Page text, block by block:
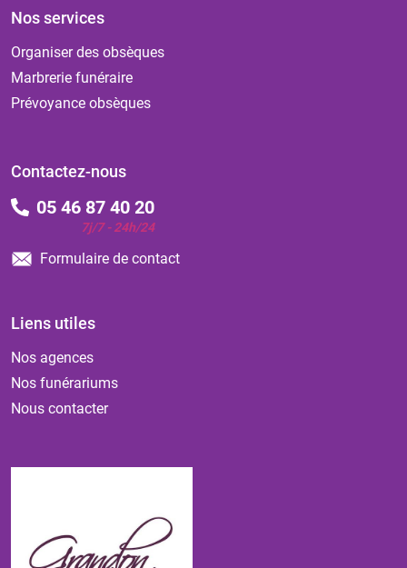
Nos services
Organiser des obsèques
Marbrerie funéraire
Prévoyance obsèques
Contactez-nous
05 46 87 40 20
7j/7 - 24h/24
Formulaire de contact
Liens utiles
Nos agences
Nos funérariums
Nous contacter